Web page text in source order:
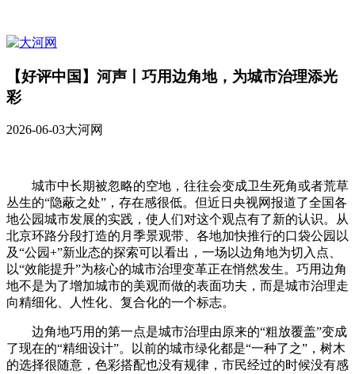
【好评中国】河声丨巧用边角地，为城市治理添光
彩
2026-06-03大河网
城市中长期被忽略的空地，往往会变成卫生死角或者荒草
丛生的“隐蔽之处”，存在感很低。但近日央视网报道了全国各
地公园城市发展的实践，使人们对这个观点有了新的认识。从
北京环路分段打造的月季景观带、各地加快推行的口袋公园以
及“公园+”新业态的探索可以看出，一场以边角地为切入点、
以“效能提升”为核心的城市治理变革正在悄然发生。巧用边角
地不是为了增加城市的美观而做的表面功夫，而是城市治理走
向精细化、人性化、复合化的一个标志。
边角地巧用的第一点是城市治理由原来的“粗放覆盖”变成
了现在的“精细设计”。以前的城市绿化都是“一种了之”，树木
的选择很随意，色彩搭配也没有规律，市民经过的时候没有感